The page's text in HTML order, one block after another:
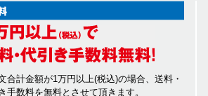
合計金額が1万円以上(税込)の場合、送料・
手数料を無料とさせて頂きます。